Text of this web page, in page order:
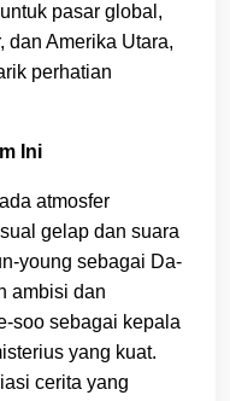
pasar global,
dan Amerika Utara,
perhatian
Ini
atmosfer
gelap dan suara
young sebagai Da-
ambisi dan
soo sebagai kepala
yang kuat.
cerita yang